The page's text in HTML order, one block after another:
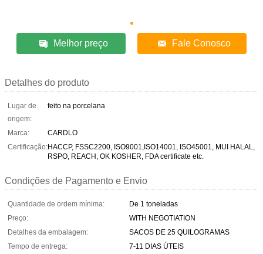
Melhor preço Fale Conosco
Detalhes do produto
Lugar de
origem:
feito na porcelana
Marca:
CARDLO
Certificação:HACCP, FSSC2200, ISO9001,ISO14001, ISO45001, MUI HALAL,
RSPO, REACH, OK KOSHER, FDA certificate etc.
Condições de Pagamento e Envio
Quantidade de ordem mínima:
De 1 toneladas
Preço:
WITH NEGOTIATION
Detalhes da embalagem:
SACOS DE 25 QUILOGRAMAS
Tempo de entrega:
7-11 DIAS ÚTEIS